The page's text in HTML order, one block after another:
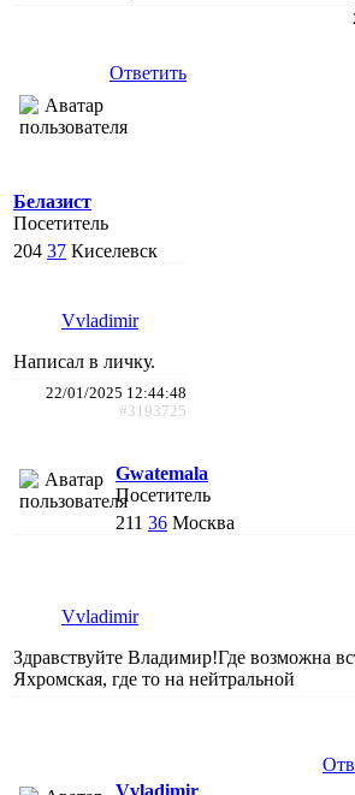
Ответить
Белазист
Посетитель
204 37 Киселевск
Vvladimir
Написал в личку.
22/01/2025 12:44:48
#3193725
Gwatemala
Посетитель
211 36 Москва
Vvladimir
Здравствуйте Владимир!Где возможна
Яхромская, где то на нейтральной